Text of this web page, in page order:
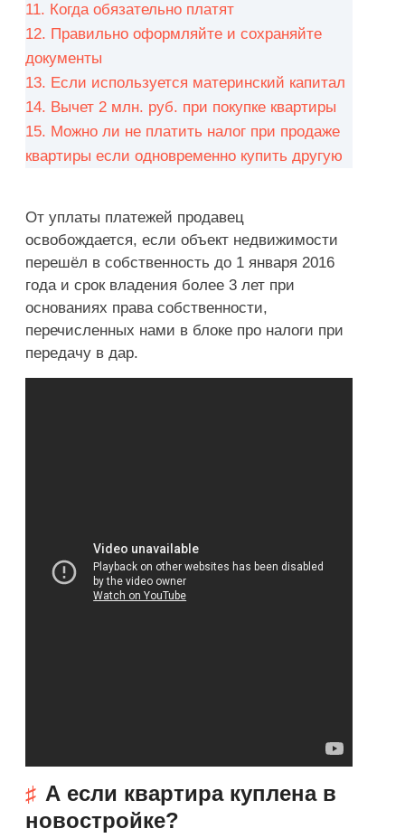
11. Когда обязательно платят
12. Правильно оформляйте и сохраняйте
документы
13. Если используется материнский капитал
14. Вычет 2 млн. руб. при покупке квартиры
15. Можно ли не платить налог при продаже
квартиры если одновременно купить другую
От уплаты платежей продавец
освобождается, если объект недвижимости
перешёл в собственность до 1 января 2016
года и срок владения более 3 лет при
основаниях права собственности,
перечисленных нами в блоке про налоги при
передачу в дар.
А если квартира куплена в
новостройке?